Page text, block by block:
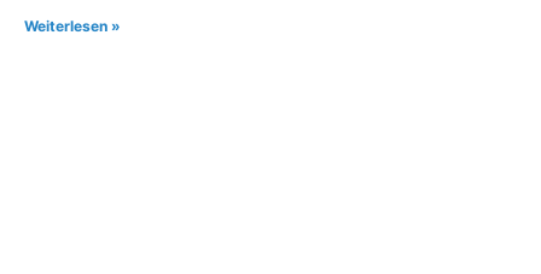
Weiterlesen »